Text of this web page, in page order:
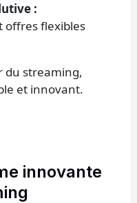
:
offres flexibles
du streaming,
et innovant.
innovante